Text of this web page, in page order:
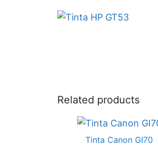
Related products
Tinta Canon GI70